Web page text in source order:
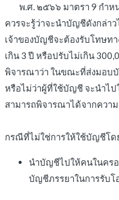
พ.ศ. ๒๕๖๖ มาตรา 9 กำห
ควรจะรู้ว่าจะนำบัญชีดังกล่า
เจ้าของบัญชีจะต้องรับโทษท
เกิน 3 ปี หรือปรับไม่เกิน
พิจารณาว่า ในขณะที่ส่งมอบ
หรือไม่ว่าผู้ที่ใช้บัญชี จะนำไป
สามารถพิจารณาได้จากควา
กรณีที่ไม่ใช่การให้ใช้บัญชีโด
นำบัญชีไปให้คนในครอ
บัญชีภรรยาในการรับโ